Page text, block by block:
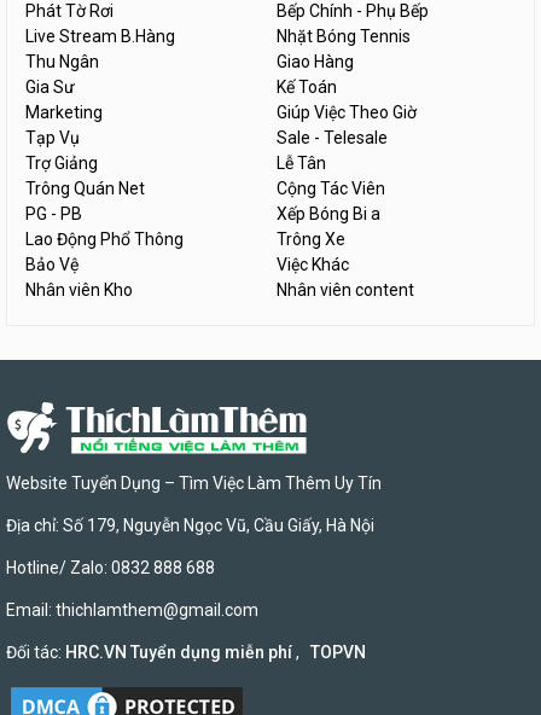
Phát Tờ Rơi
Bếp Chính - Phụ Bếp
Live Stream B.Hàng
Nhặt Bóng Tennis
Thu Ngân
Giao Hàng
Gia Sư
Kế Toán
Marketing
Giúp Việc Theo Giờ
Tạp Vụ
Sale - Telesale
Trợ Giảng
Lễ Tân
Trông Quán Net
Cộng Tác Viên
PG - PB
Xếp Bóng Bi a
Lao Động Phổ Thông
Trông Xe
Bảo Vệ
Việc Khác
Nhân viên Kho
Nhân viên content
Website Tuyển Dụng – Tìm Việc Làm Thêm Uy Tín
Địa chỉ: Số 179, Nguyễn Ngọc Vũ, Cầu Giấy, Hà Nội
Hotline/ Zalo: 0832 888 688
Email: thichlamthem@gmail.com
Đối tác: HRC.VN Tuyển dụng miễn phí, TOPVN